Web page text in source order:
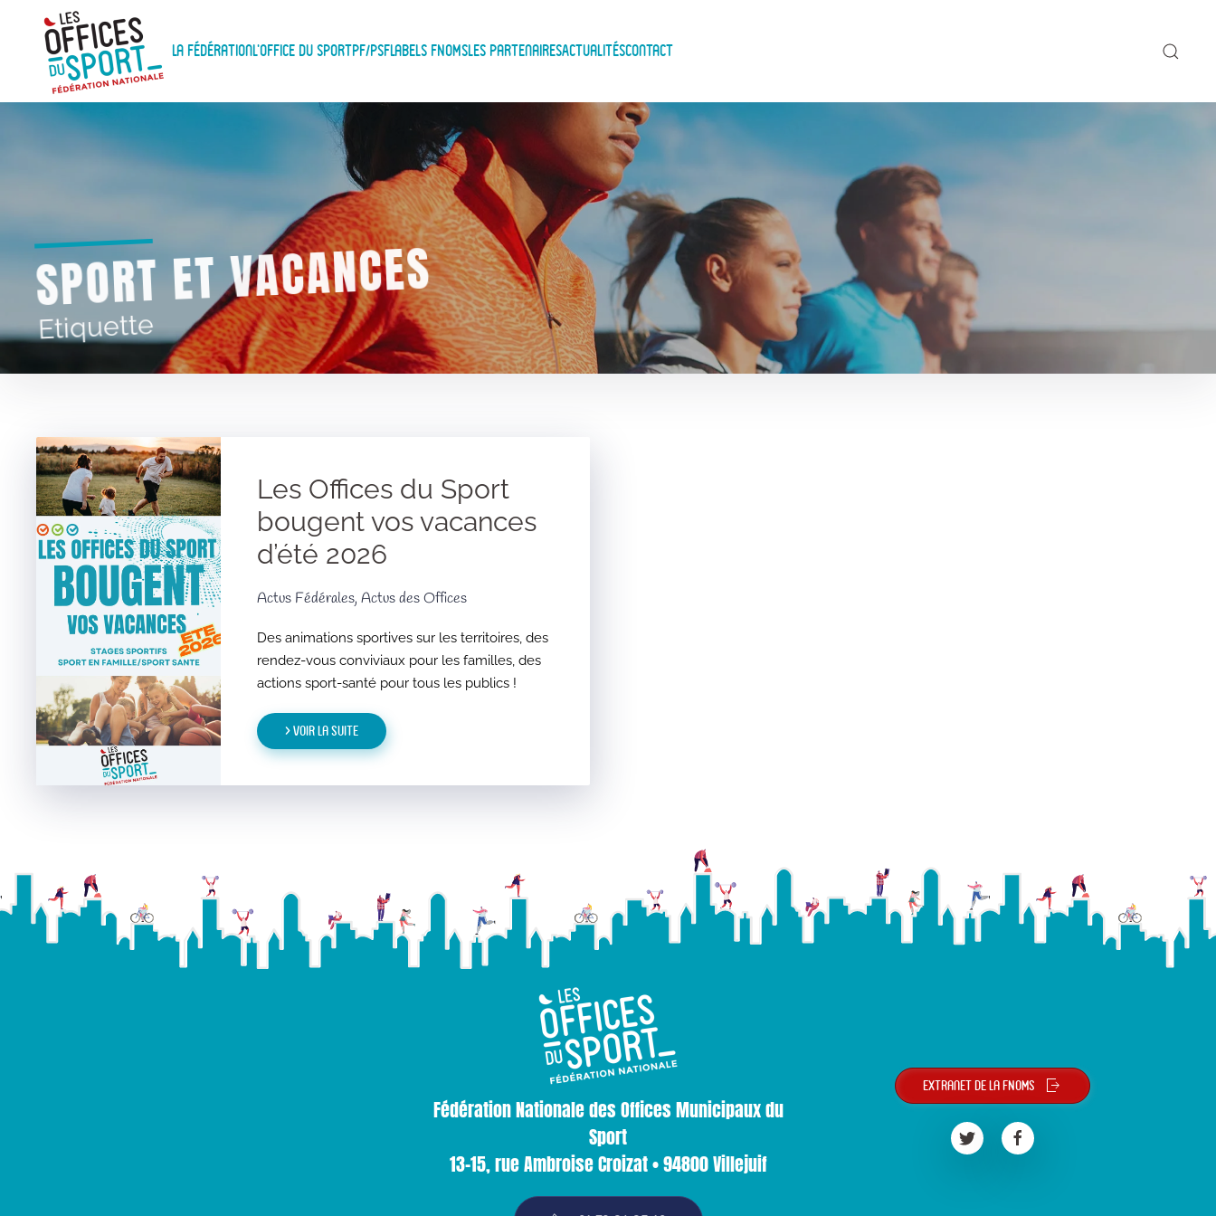
Skip to main content
La Fédération L'Office du SportPF/PSF Labels FNOMS Les PartenairesActualitésContact
SPORT ET VACANCES
Etiquette
Les Offices du Sport
bougent vos vacances
d’été 2026
Actus Fédérales, Actus des Offices
Des animations sportives sur les territoires, des
rendez-vous conviviaux pour les familles, des
actions sport-santé pour tous les publics !
> Voir la suite
Fédération Nationale des Offices Municipaux du
Sport
13-15, rue Ambroise Croizat • 94800 Villejuif
Extranet de la FNOMS
Panneau de gestion des cookies